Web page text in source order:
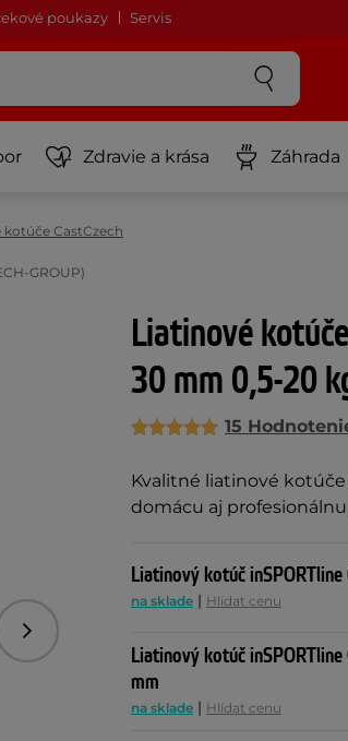
poukazy Servis
Zdravie a krása Záhrada
kotúče CastCzech
GROUP)
Liatinové
30 mm 0,5-20
15
Kvalitné liatinové
domácu aj
Nasledujúce
Liatinový kotúč inSPORTline
na sklade | Hlídat cenu
Liatinový kotúč inSPORTline
mm
na sklade | Hlídat cenu